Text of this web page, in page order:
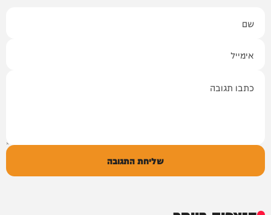
שליחת התגובה